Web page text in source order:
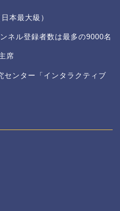
本最大級）
ネル登録者数は最多の9000名
席
センター「インタラクティブ